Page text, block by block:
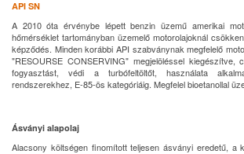
API SN
A 2010 óta érvénybe lépett benzin üzemű amerikai
hőmérséklet tartományban üzemelő motorolajoknál
képződés. Minden korábbi API szabványnak megfelelő
"RESOURSE CONSERVING" megjelöléssel kiegészítve,
fogyasztást, védi a turbófeltöltőt, használata
rendszerekhez, E-85-ös kategóriáig. Megfelel bioetanollal
Ásványi alapolaj
Alacsony költségen finomított teljesen ásványi eredetű, a